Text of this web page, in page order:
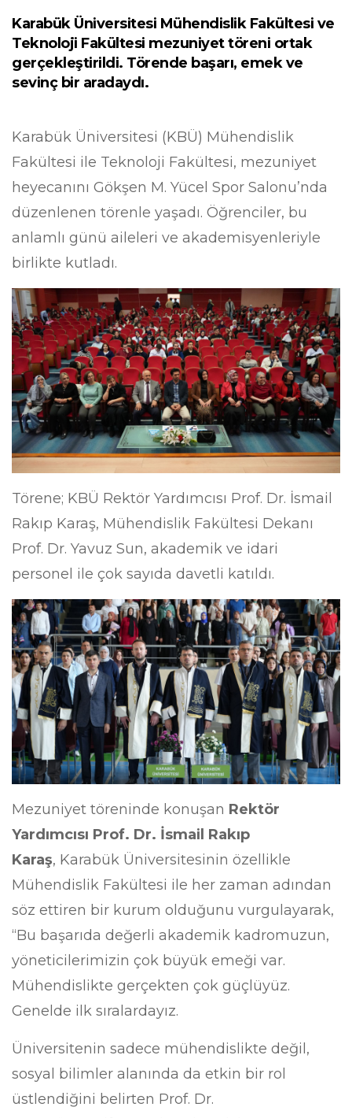
Karabük Üniversitesi Mühendislik Fakültesi ve
Teknoloji Fakültesi mezuniyet töreni ortak
gerçekleştirildi. Törende başarı, emek ve
sevinç bir aradaydı.
Karabük Üniversitesi (KBÜ) Mühendislik
Fakültesi ile Teknoloji Fakültesi, mezuniyet
heyecanını Gökşen M. Yücel Spor Salonu’nda
düzenlenen törenle yaşadı. Öğrenciler, bu
anlamlı günü aileleri ve akademisyenleriyle
birlikte kutladı.
Törene; KBÜ Rektör Yardımcısı Prof. Dr. İsmail
Rakıp Karaş, Mühendislik Fakültesi Dekanı
Prof. Dr. Yavuz Sun, akademik ve idari
personel ile çok sayıda davetli katıldı.
Mezuniyet töreninde konuşan Rektör
Yardımcısı Prof. Dr. İsmail Rakıp
Karaş, Karabük Üniversitesinin özellikle
Mühendislik Fakültesi ile her zaman adından
söz ettiren bir kurum olduğunu vurgulayarak,
“Bu başarıda değerli akademik kadromuzun,
yöneticilerimizin çok büyük emeği var.
Mühendislikte gerçekten çok güçlüyüz.
Genelde ilk sıralardayız.
Üniversitenin sadece mühendislikte değil,
sosyal bilimler alanında da etkin bir rol
üstlendiğini belirten Prof. Dr.